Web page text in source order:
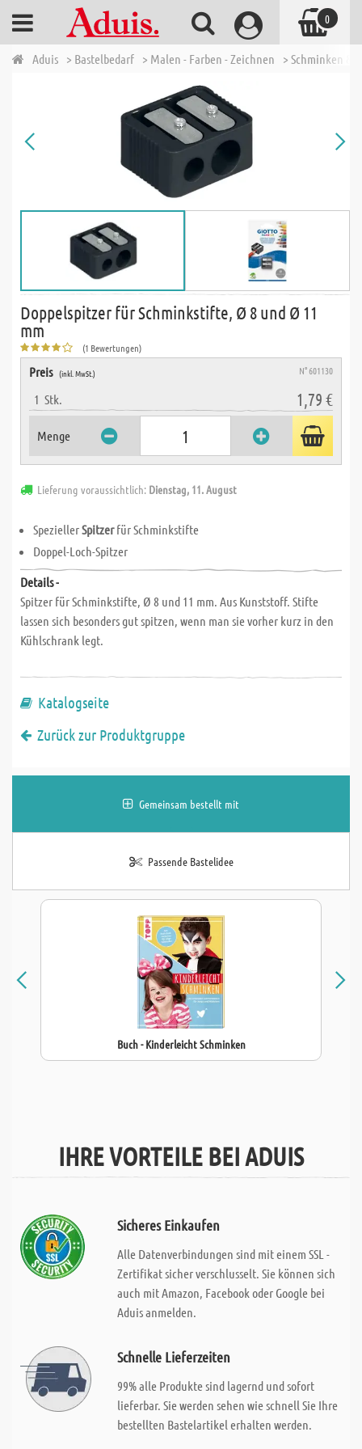
Aduis > Bastelbedarf > Malen - Farben - Zeichnen > Schminken &
Doppelspitzer für Schminkstifte, Ø 8 und Ø 11
mm
(1 Bewertungen)
Preis (inkl. MwSt.) N° 601130
1 Stk. 1,79 €
Menge
Lieferung voraussichtlich: Dienstag, 11. August
SpeziellerSpitzerfür Schminkstifte
Doppel-Loch-Spitzer
Details -
Spitzer für Schminkstifte, Ø 8 und 11 mm. Aus Kunststoff. Stifte
lassen sich besonders gut spitzen, wenn man sie vorher kurz in den
Kühlschrank legt.
Katalogseite
Zurück zur Produktgruppe
Gemeinsam bestellt mit
Passende Bastelidee
Buch - Kinderleicht Schminken
IHRE VORTEILE BEI ADUIS
Sicheres Einkaufen
Alle Datenverbindungen sind mit einem SSL -
Zertifikat sicher verschlusselt. Sie können sich
auch mit Amazon, Facebook oder Google bei
Aduis anmelden.
Schnelle Lieferzeiten
99% alle Produkte sind lagernd und sofort
lieferbar. Sie werden sehen wie schnell Sie Ihre
bestellten Bastelartikel erhalten werden.
0